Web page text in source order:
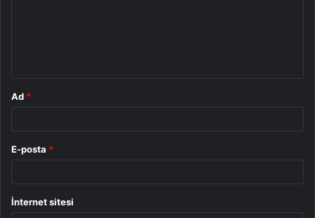
Ad *
E-posta *
İnternet sitesi